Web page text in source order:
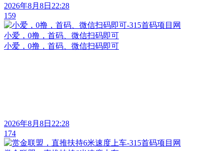
2026年8月8日22:28
159
小爱，0撸，首码、微信扫码即可
小爱，0撸，首码、微信扫码即可
2026年8月8日22:28
174